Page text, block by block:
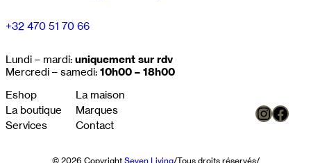
+32 470 51 70 66
Lundi – mardi: uniquement sur rdv
Mercredi – samedi: 10h00 – 18h00
Eshop
La boutique
Services
La maison
Marques
Contact
© 2026 Copyright Seven Living/Tous droits réservés/